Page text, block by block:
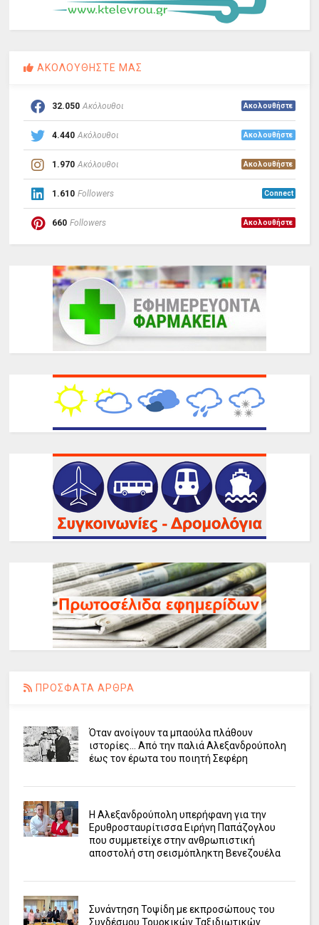
ΑΚΟΛΟΥΘΗΣΤΕ ΜΑΣ
32.050 Ακόλουθοι Ακολουθήστε
4.440 Ακόλουθοι Ακολουθήστε
1.970 Ακόλουθοι Ακολουθήστε
1.610 Followers Connect
660 Followers Ακολουθήστε
ΠΡΟΣΦΑΤΑ ΑΡΘΡΑ
Όταν ανοίγουν τα μπαούλα πλάθουν
ιστορίες... Από την παλιά Αλεξανδρούπολη
έως τον έρωτα του ποιητή Σεφέρη
Η Αλεξανδρούπολη υπερήφανη για την
Ερυθροσταυρίτισσα Ειρήνη Παπάζογλου
που συμμετείχε στην ανθρωπιστική
αποστολή στη σεισμόπληκτη Βενεζουέλα
Συνάντηση Τοψίδη με εκπροσώπους του
Συνδέσμου Τουρκικών Ταξιδιωτικών